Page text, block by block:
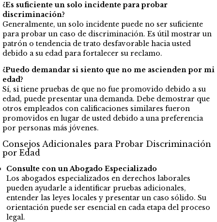
¿Es suficiente un solo incidente para probar
discriminación?
Generalmente, un solo incidente puede no ser suficiente
para probar un caso de discriminación. Es útil mostrar un
patrón o tendencia de trato desfavorable hacia usted
debido a su edad para fortalecer su reclamo.
¿Puedo demandar si siento que no me ascienden por mi
edad?
Sí, si tiene pruebas de que no fue promovido debido a su
edad, puede presentar una demanda. Debe demostrar que
otros empleados con calificaciones similares fueron
promovidos en lugar de usted debido a una preferencia
por personas más jóvenes.
Consejos Adicionales para Probar Discriminación
por Edad
Consulte con un Abogado Especializado
Los abogados especializados en derechos laborales
pueden ayudarle a identificar pruebas adicionales,
entender las leyes locales y presentar un caso sólido. Su
orientación puede ser esencial en cada etapa del proceso
legal.